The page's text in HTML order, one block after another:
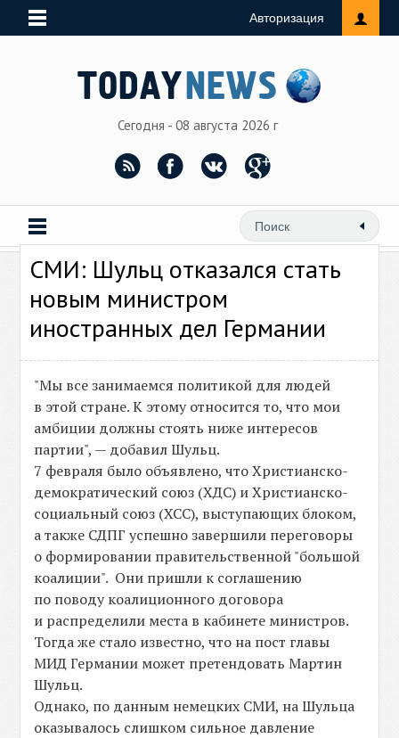
Авторизация
Сегодня - 08 августа 2026 г
СМИ: Шульц отказался стать
новым министром
иностранных дел Германии
"Мы все занимаемся политикой для людей
в этой стране. К этому относится то, что мои
амбиции должны стоять ниже интересов
партии", — добавил Шульц.
7 февраля было объявлено, что Христианско-
демократический союз (ХДС) и Христианско-
социальный союз (ХСС), выступающих блоком,
а также СДПГ успешно завершили переговоры
о формировании правительственной "большой
коалиции". Они пришли к соглашению
по поводу коалиционного договора
и распределили места в кабинете министров.
Тогда же стало известно, что на пост главы
МИД Германии может претендовать Мартин
Шульц.
Однако, по данным немецких СМИ, на Шульца
оказывалось слишком сильное давление